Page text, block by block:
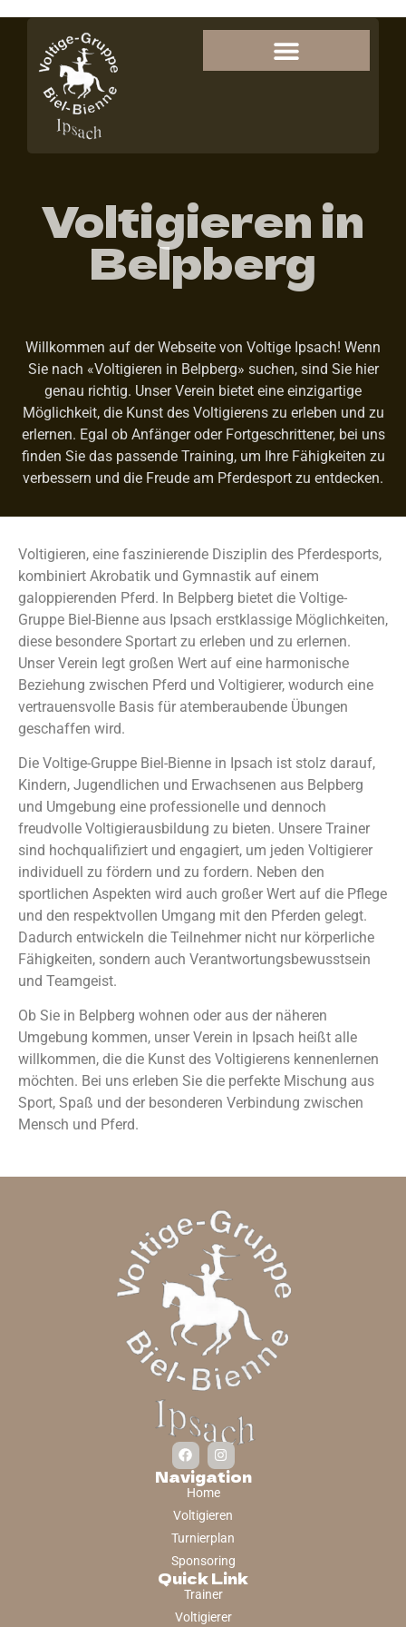
Voltigieren in
Belpberg
Willkommen auf der Webseite von Voltige Ipsach! Wenn
Sie nach «Voltigieren in Belpberg» suchen, sind Sie hier
genau richtig. Unser Verein bietet eine einzigartige
Möglichkeit, die Kunst des Voltigierens zu erleben und zu
erlernen. Egal ob Anfänger oder Fortgeschrittener, bei uns
finden Sie das passende Training, um Ihre Fähigkeiten zu
verbessern und die Freude am Pferdesport zu entdecken.
Voltigieren, eine faszinierende Disziplin des Pferdesports,
kombiniert Akrobatik und Gymnastik auf einem
galoppierenden Pferd. In Belpberg bietet die Voltige-
Gruppe Biel-Bienne aus Ipsach erstklassige Möglichkeiten,
diese besondere Sportart zu erleben und zu erlernen.
Unser Verein legt großen Wert auf eine harmonische
Beziehung zwischen Pferd und Voltigierer, wodurch eine
vertrauensvolle Basis für atemberaubende Übungen
geschaffen wird.
Die Voltige-Gruppe Biel-Bienne in Ipsach ist stolz darauf,
Kindern, Jugendlichen und Erwachsenen aus Belpberg
und Umgebung eine professionelle und dennoch
freudvolle Voltigierausbildung zu bieten. Unsere Trainer
sind hochqualifiziert und engagiert, um jeden Voltigierer
individuell zu fördern und zu fordern. Neben den
sportlichen Aspekten wird auch großer Wert auf die Pflege
und den respektvollen Umgang mit den Pferden gelegt.
Dadurch entwickeln die Teilnehmer nicht nur körperliche
Fähigkeiten, sondern auch Verantwortungsbewusstsein
und Teamgeist.
Ob Sie in Belpberg wohnen oder aus der näheren
Umgebung kommen, unser Verein in Ipsach heißt alle
willkommen, die die Kunst des Voltigierens kennenlernen
möchten. Bei uns erleben Sie die perfekte Mischung aus
Sport, Spaß und der besonderen Verbindung zwischen
Mensch und Pferd.
Navigation
Home
Voltigieren
Turnierplan
Sponsoring
Quick Link
Trainer
Voltigierer